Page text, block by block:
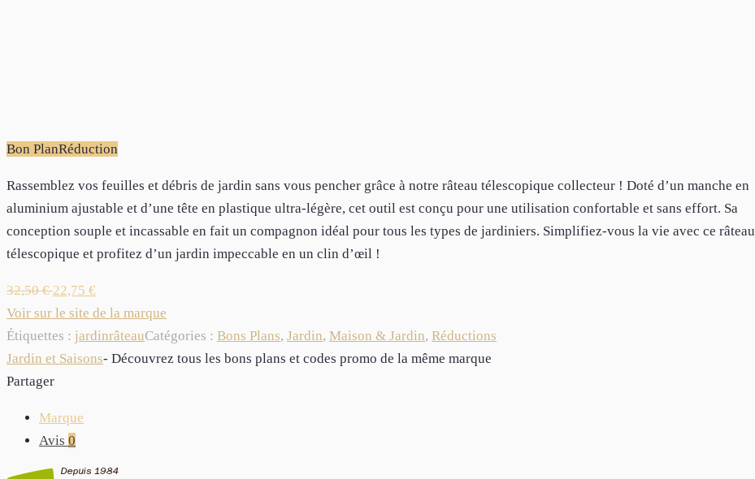
Bon PlanRéduction
Rassemblez vos feuilles et débris de jardin sans vous pencher grâce à notre râteau télescopique collecteur ! Doté d’un manche en
aluminium ajustable et d’une tête en plastique ultra-légère, cet outil est conçu pour une utilisation confortable et sans effort. Sa
conception souple et incassable en fait un compagnon idéal pour tous les types de jardiniers. Simplifiez-vous la vie avec ce râteau
télescopique et profitez d’un jardin impeccable en un clin d’œil !
32,50€ 22,75 €
Voir sur le site de la marque
Étiquettes : jardinrâteauCatégories : Bons Plans, Jardin, Maison & Jardin, Réductions
Jardin et Saisons- Découvrez tous les bons plans et codes promo de la même marque
Partager
Marque
Avis 0